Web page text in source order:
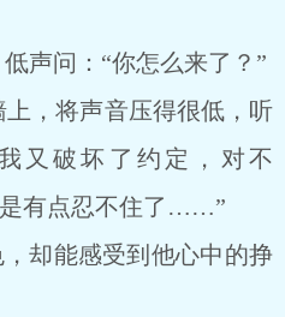
问：“你怎么来了？”
，将声音压得很低，听
又破坏了约定，对不
有点忍不住了……”
能感受到他心中的挣